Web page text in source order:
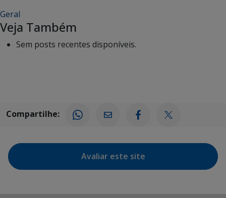
Geral
Veja Também
Sem posts recentes disponíveis.
Compartilhe:
Avaliar este site